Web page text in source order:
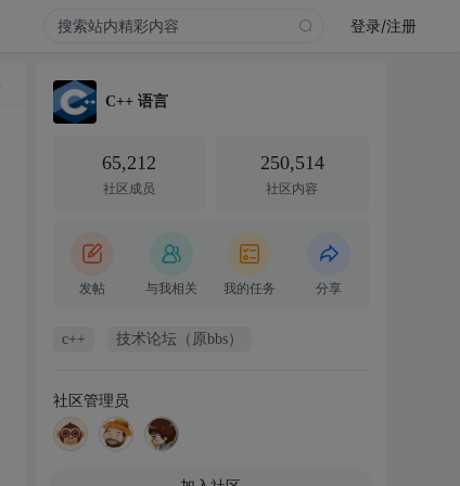
登录/注册
C++ 语言
65,212
社区成员
250,514
社区内容
发帖 与我相关 我的任务 分享
c++ 技术论坛（原bbs）
社区管理员